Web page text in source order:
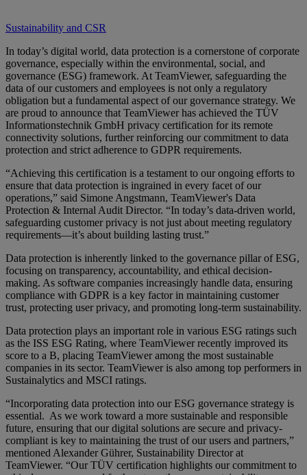
Sustainability and CSR
In today’s digital world, data protection is a cornerstone of corporate
governance, especially within the environmental, social, and
governance (ESG) framework. At TeamViewer, safeguarding the
data of our customers and employees is not only a regulatory
obligation but a fundamental aspect of our governance strategy. We
are proud to announce that TeamViewer has achieved the TÜV
Informationstechnik GmbH privacy certification for its remote
connectivity solutions, further reinforcing our commitment to data
protection and strict adherence to GDPR requirements.
“Achieving this certification is a testament to our ongoing efforts to
ensure that data protection is ingrained in every facet of our
operations,” said Simone Angstmann, TeamViewer's Data
Protection & Internal Audit Director. “In today’s data-driven world,
safeguarding customer privacy is not just about meeting regulatory
requirements—it’s about building lasting trust.”
Data protection is inherently linked to the governance pillar of ESG,
focusing on transparency, accountability, and ethical decision-
making. As software companies increasingly handle data, ensuring
compliance with GDPR is a key factor in maintaining customer
trust, protecting user privacy, and promoting long-term sustainability.
Data protection plays an important role in various ESG ratings such
as the ISS ESG Rating, where TeamViewer recently improved its
score to a B, placing TeamViewer among the most sustainable
companies in its sector. TeamViewer is also among top performers in
Sustainalytics and MSCI ratings.
“Incorporating data protection into our ESG governance strategy is
essential. As we work toward a more sustainable and responsible
future, ensuring that our digital solutions are secure and privacy-
compliant is key to maintaining the trust of our users and partners,”
mentioned Alexander Gührer, Sustainability Director at
TeamViewer. “Our TÜV certification highlights our commitment to